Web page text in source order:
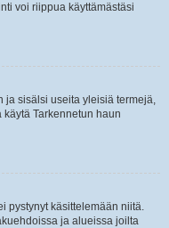
voi riippua käyttämästäsi
ja sisälsi useita yleisiä termejä,
Tarkennetun haun
pystynyt käsittelemään niitä.
ja alueissa joilta